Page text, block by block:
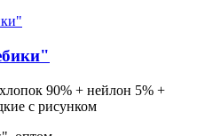
90% + нейлон 5% +
с рисунком